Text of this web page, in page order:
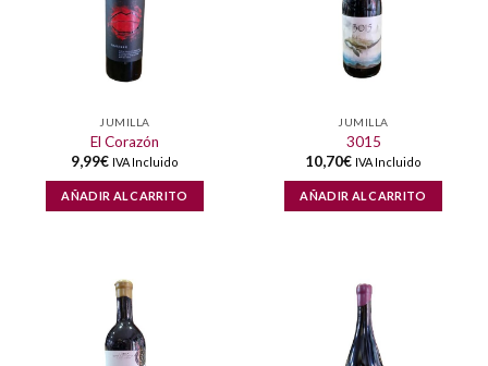
JUMILLA
El Corazón
9,99€ IVA Incluido
AÑADIR AL CARRITO
JUMILLA
3015
10,70€ IVA Incluido
AÑADIR AL CARRITO